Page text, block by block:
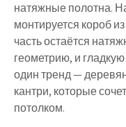
натяжные полотна.
монтируется короб
часть остаётся
геометрию, и
один тренд —
кантри, которые
потолком.